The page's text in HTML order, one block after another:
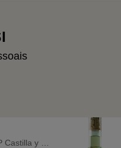
y León